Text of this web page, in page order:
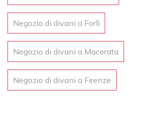
Negozio di divani a Forlì
Negozio di divani a Macerata
Negozio di divani a Firenze